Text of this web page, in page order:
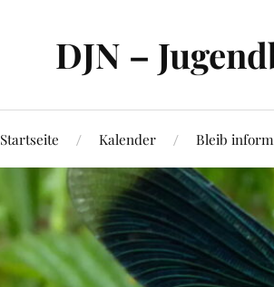
DJN –
Startseite Kalender Bleib